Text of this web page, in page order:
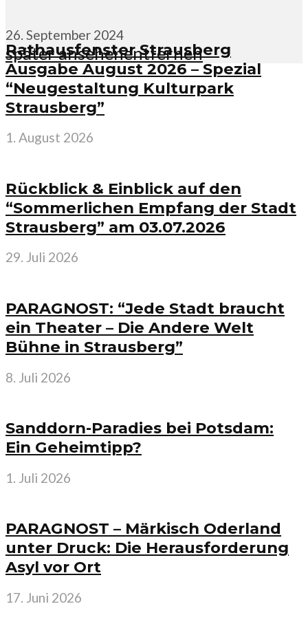
26. September 2024
später ansehenentfernen
Rathausfenster Strausberg
Ausgabe August 2026 – Spezial
“Neugestaltung Kulturpark
Strausberg”
1. August 2026
Rückblick & Einblick auf den
“Sommerlichen Empfang der Stadt
Strausberg” am 03.07.2026
29. Juli 2026
PARAGNOST: “Jede Stadt braucht
ein Theater – Die Andere Welt
Bühne in Strausberg”
8. Juli 2026
Sanddorn-Paradies bei Potsdam:
Ein Geheimtipp?
1. Juli 2026
PARAGNOST – Märkisch Oderland
unter Druck: Die Herausforderung
Asyl vor Ort
17. Juni 2026